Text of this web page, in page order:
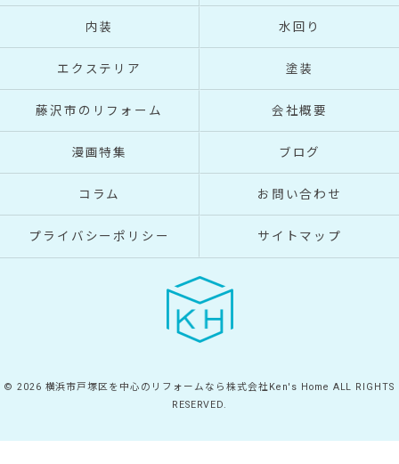
内装 水回り
エクステリア 塗装
藤沢市のリフォーム 会社概要
漫画特集 ブログ
コラム お問い合わせ
プライバシーポリシー サイトマップ
© 2026 横浜市戸塚区を中心のリフォームなら株式会社Ken's Home ALL RIGHTS
RESERVED.